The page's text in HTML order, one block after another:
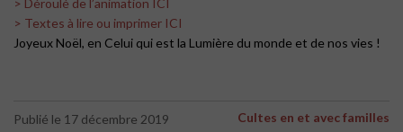
> Déroulé de l’animation ICI
> Textes à lire ou imprimer ICI
Joyeux Noël, en Celui qui est la Lumière du monde et de nos vies !
Publié le 17 décembre 2019
Cultes en et avec familles